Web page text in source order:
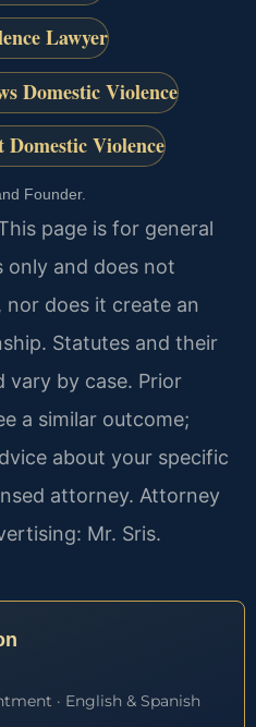
Lawyer
Domestic Violence
Domestic Violence
Founder.
page is for general
only and does not
does it create an
Statutes and their
vary by case. Prior
a similar outcome;
about your specific
attorney. Attorney
Mr. Sris.
· English & Spanish